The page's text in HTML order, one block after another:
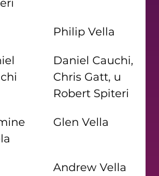
Philip Vella
Daniel Cauchi,
Chris Gatt, u
Robert Spiteri
Glen Vella
Andrew Vella